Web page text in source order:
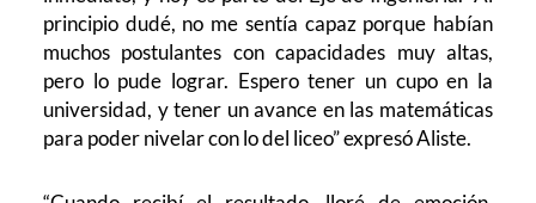
principio dudé, no me sentía capaz porque habían
muchos postulantes con capacidades muy altas,
pero lo pude lograr. Espero tener un cupo en la
universidad, y tener un avance en las matemáticas
para poder nivelar con lo del liceo” expresó Aliste.